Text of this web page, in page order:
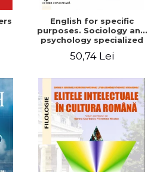
English for specific
purposes. Sociology and
psychology specialized
50,74 Lei